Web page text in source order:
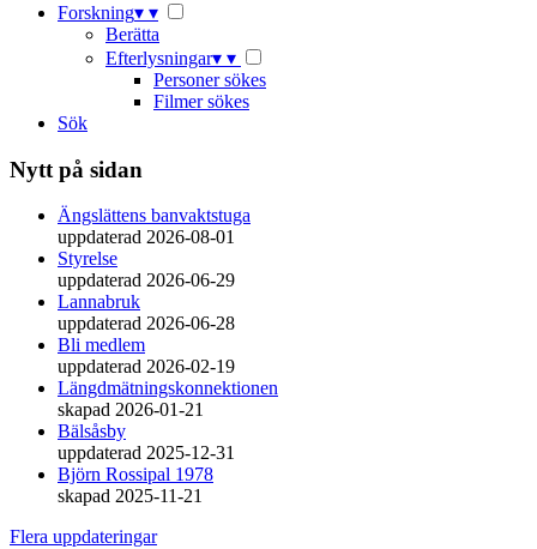
Forskning▾ ▾
Berätta
Efterlysningar▾ ▾
Personer sökes
Filmer sökes
Sök
Nytt på sidan
Ängslättens banvaktstuga
uppdaterad 2026-08-01
Styrelse
uppdaterad 2026-06-29
Lannabruk
uppdaterad 2026-06-28
Bli medlem
uppdaterad 2026-02-19
Längdmätningskonnektionen
skapad 2026-01-21
Bälsåsby
uppdaterad 2025-12-31
Björn Rossipal 1978
skapad 2025-11-21
Flera uppdateringar